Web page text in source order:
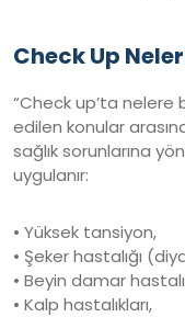
Check Up
“Check up’ta nelere
edilen konular
sağlık sorunlarına
uygulanır:
• Yüksek tansiyon,
• Şeker hastalığı
• Beyin damar
• Kalp hastalıkları,